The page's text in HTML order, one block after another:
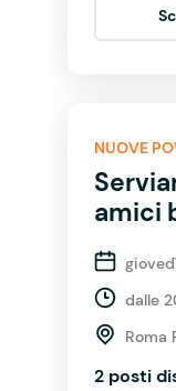
NUOVE
amici
dalle
Roma
2 posti